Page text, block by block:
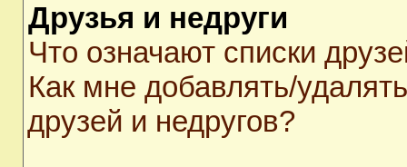
Друзья и недруги
Что означают списки
Как мне добавлять/
друзей и недругов?